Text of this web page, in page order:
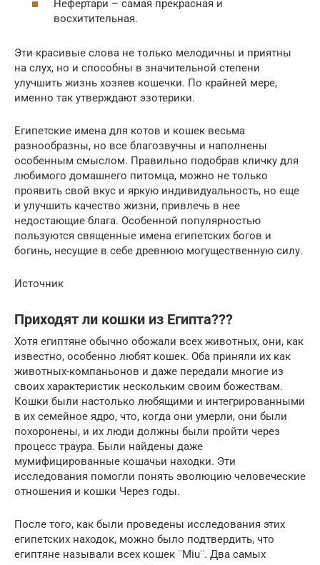
Нефертари – самая прекрасная и
восхитительная.
Эти красивые слова не только мелодичны и приятны
на слух, но и способны в значительной степени
улучшить жизнь хозяев кошечки. По крайней мере,
именно так утверждают эзотерики.
Египетские имена для котов и кошек весьма
разнообразны, но все благозвучны и наполнены
особенным смыслом. Правильно подобрав кличку для
любимого домашнего питомца, можно не только
проявить свой вкус и яркую индивидуальность, но еще
и улучшить качество жизни, привлечь в нее
недостающие блага. Особенной популярностью
пользуются священные имена египетских богов и
богинь, несущие в себе древнюю могущественную силу.
Источник
Приходят ли кошки из Египта???
Хотя египтяне обычно обожали всех животных, они, как
известно, особенно любят кошек. Оба приняли их как
животных-компаньонов и даже передали многие из
своих характеристик нескольким своим божествам.
Кошки были настолько любящими и интегрированными
в их семейное ядро, что, когда они умерли, они были
похоронены, и их люди должны были пройти через
процесс траура. Были найдены даже
мумифицированные кошачьи находки. Эти
исследования помогли понять эволюцию человеческие
отношения и кошки Через годы.
После того, как были проведены исследования этих
египетских находок, можно было подтвердить, что
египтяне называли всех кошек ¨Miu¨. Два самых